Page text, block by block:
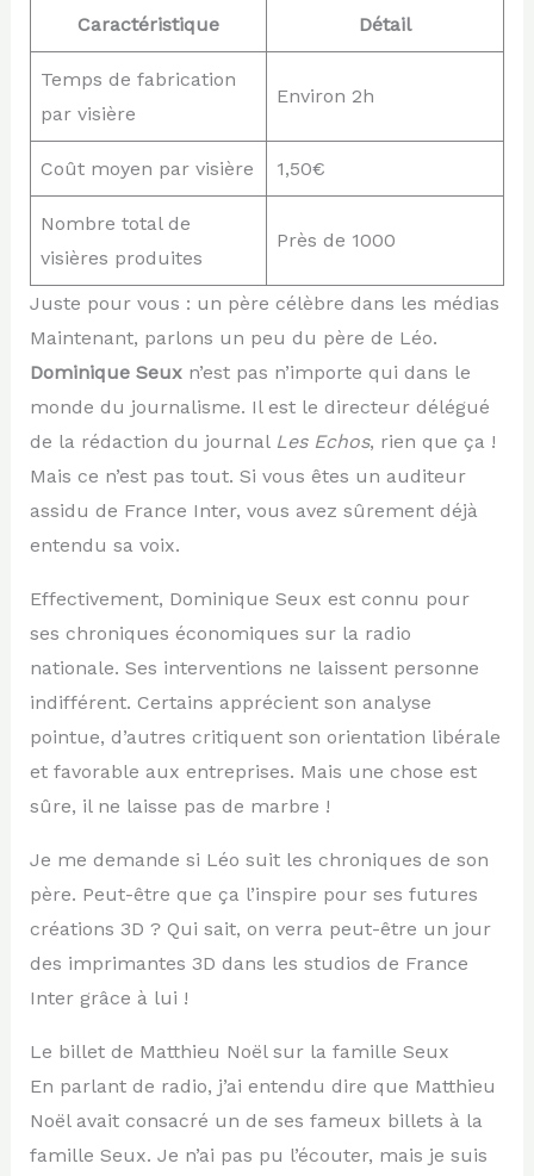
Caractéristique Détail
Temps de fabrication
par visière
Environ 2h
Coût moyen par visière 1,50€
Nombre total de
visières produites
Près de 1000
Juste pour vous : un père célèbre dans les médias
Maintenant, parlons un peu du père de Léo.
Dominique Seuxn’est pas n’importe qui dans le
monde du journalisme. Il est le directeur délégué
de la rédaction du journal Les Echos, rien que ça !
Mais ce n’est pas tout. Si vous êtes un auditeur
assidu de France Inter, vous avez sûrement déjà
entendu sa voix.
Effectivement, Dominique Seux est connu pour
ses chroniques économiques sur la radio
nationale. Ses interventions ne laissent personne
indifférent. Certains apprécient son analyse
pointue, d’autres critiquent son orientation libérale
et favorable aux entreprises. Mais une chose est
sûre, il ne laisse pas de marbre !
Je me demande si Léo suit les chroniques de son
père. Peut-être que ça l’inspire pour ses futures
créations 3D ? Qui sait, on verra peut-être un jour
des imprimantes 3D dans les studios de France
Inter grâce à lui !
Le billet de Matthieu Noël sur la famille Seux
En parlant de radio, j’ai entendu dire que Matthieu
Noël avait consacré un de ses fameux billets à la
famille Seux. Je n’ai pas pu l’écouter, mais je suis